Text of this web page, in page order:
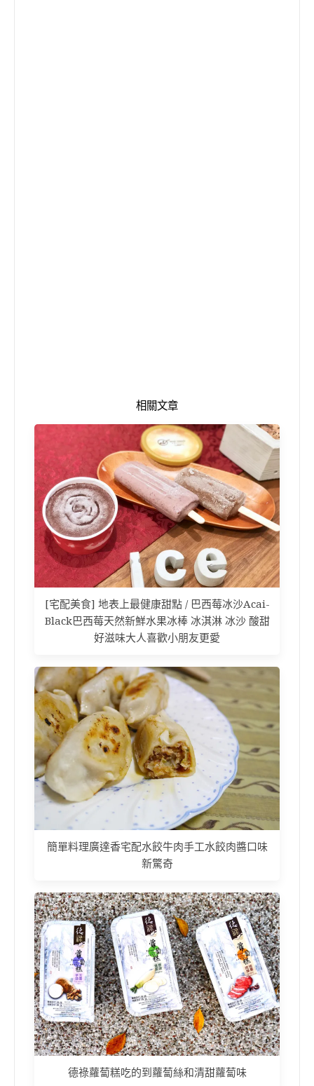
相關文章
[宅配美食] 地表上最健康甜點 / 巴西莓冰沙Acai-
Black巴西莓天然新鮮水果冰棒 冰淇淋 冰沙 酸甜
好滋味大人喜歡小朋友更愛
簡單料理廣達香宅配水餃牛肉手工水餃肉醬口味
新驚奇
德祿蘿蔔糕吃的到蘿蔔絲和清甜蘿蔔味